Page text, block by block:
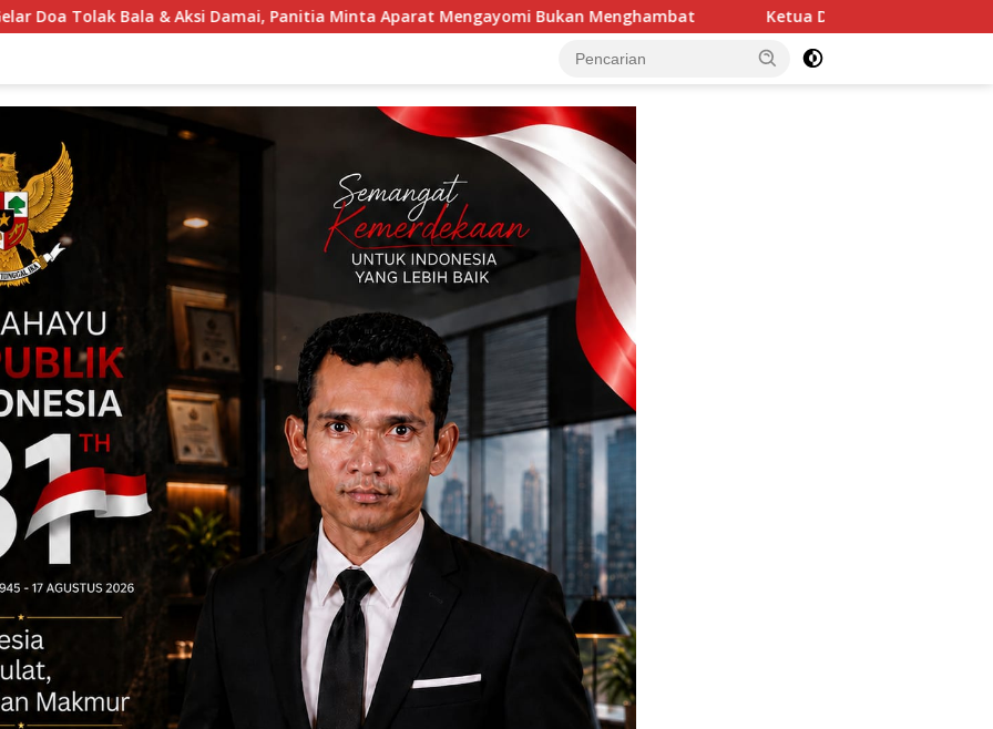
Minta Aparat Mengayomi Bukan Menghambat Ketua DPRK Aceh Tamiang Fadlon, SH Buka Muswil dan